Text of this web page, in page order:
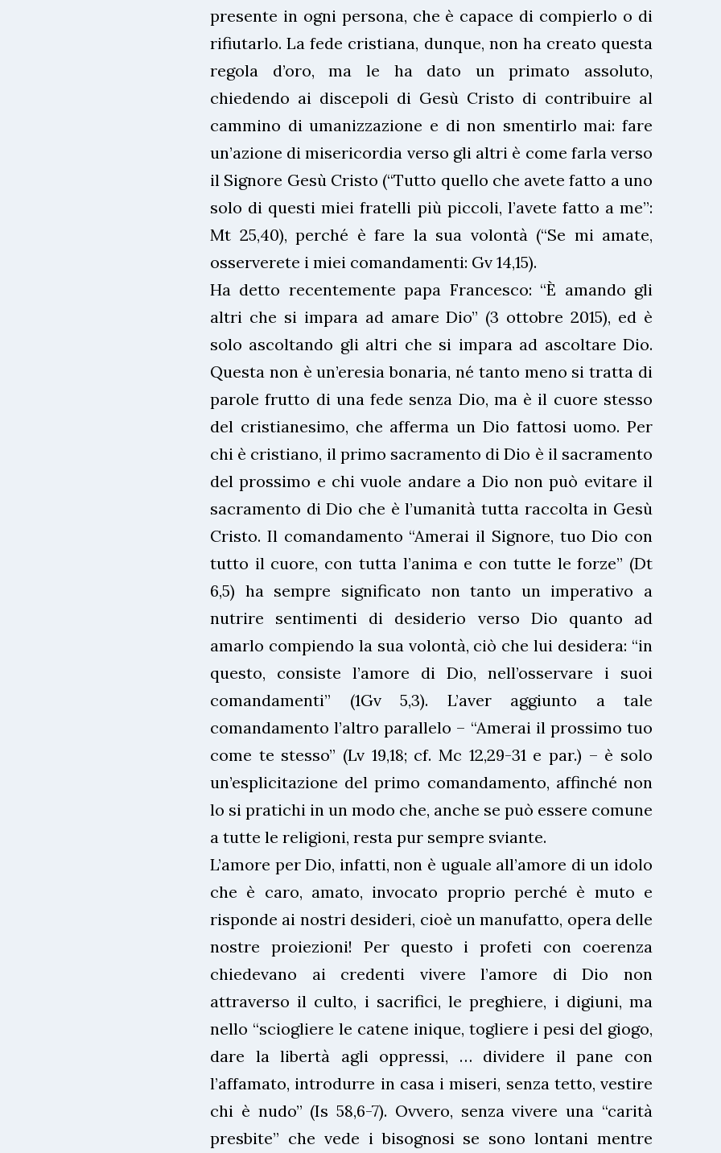
presente in ogni persona, che è capace di compierlo o di
rifiutarlo. La fede cristiana, dunque, non ha creato questa
regola d’oro, ma le ha dato un primato assoluto,
chiedendo ai discepoli di Gesù Cristo di contribuire al
cammino di umanizzazione e di non smentirlo mai: fare
un’azione di misericordia verso gli altri è come farla verso
il Signore Gesù Cristo (“Tutto quello che avete fatto a uno
solo di questi miei fratelli più piccoli, l’avete fatto a me”:
Mt 25,40), perché è fare la sua volontà (“Se mi amate,
osserverete i miei comandamenti: Gv 14,15).
Ha detto recentemente papa Francesco: “È amando gli
altri che si impara ad amare Dio” (3 ottobre 2015), ed è
solo ascoltando gli altri che si impara ad ascoltare Dio.
Questa non è un’eresia bonaria, né tanto meno si tratta di
parole frutto di una fede senza Dio, ma è il cuore stesso
del cristianesimo, che afferma un Dio fattosi uomo. Per
chi è cristiano, il primo sacramento di Dio è il sacramento
del prossimo e chi vuole andare a Dio non può evitare il
sacramento di Dio che è l’umanità tutta raccolta in Gesù
Cristo. Il comandamento “Amerai il Signore, tuo Dio con
tutto il cuore, con tutta l’anima e con tutte le forze” (Dt
6,5) ha sempre significato non tanto un imperativo a
nutrire sentimenti di desiderio verso Dio quanto ad
amarlo compiendo la sua volontà, ciò che lui desidera: “in
questo, consiste l’amore di Dio, nell’osservare i suoi
comandamenti” (1Gv 5,3). L’aver aggiunto a tale
comandamento l’altro parallelo – “Amerai il prossimo tuo
come te stesso” (Lv 19,18; cf. Mc 12,29-31 e par.) – è solo
un’esplicitazione del primo comandamento, affinché non
lo si pratichi in un modo che, anche se può essere comune
a tutte le religioni, resta pur sempre sviante.
L’amore per Dio, infatti, non è uguale all’amore di un idolo
che è caro, amato, invocato proprio perché è muto e
risponde ai nostri desideri, cioè un manufatto, opera delle
nostre proiezioni! Per questo i profeti con coerenza
chiedevano ai credenti vivere l’amore di Dio non
attraverso il culto, i sacrifici, le preghiere, i digiuni, ma
nello “sciogliere le catene inique, togliere i pesi del giogo,
dare la libertà agli oppressi, … dividere il pane con
l’affamato, introdurre in casa i miseri, senza tetto, vestire
chi è nudo” (Is 58,6-7). Ovvero, senza vivere una “carità
presbite” che vede i bisognosi se sono lontani mentre